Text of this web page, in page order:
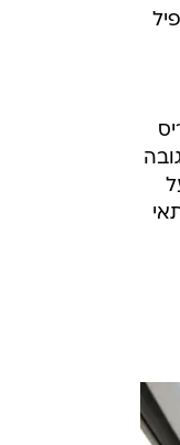
1.81 מטר, הגובה
10 ס"מ מעל
280 בבעלות תאי